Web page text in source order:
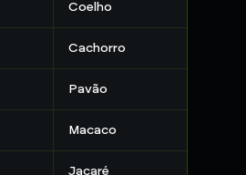
Coelho
Cachorro
Pavão
Macaco
Jacaré